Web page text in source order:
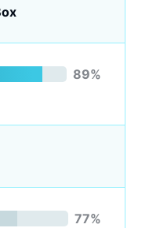
89%
77%